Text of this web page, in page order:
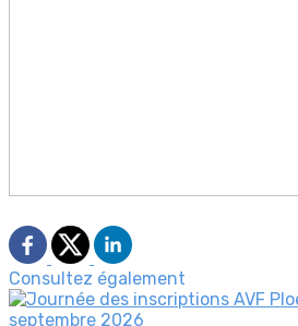
Consultez également